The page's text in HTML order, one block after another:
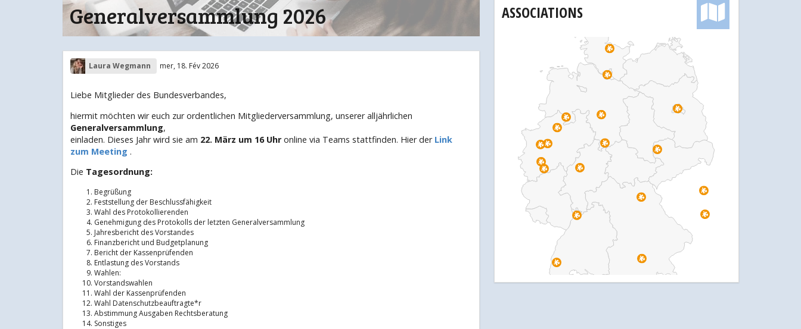
Generalversammlung 2026
Laura Wegmann mer, 18. Fév 2026
Liebe Mitglieder des Bundesverbandes,
hiermit möchten wir euch zur ordentlichen Mitgliederversammlung, unserer alljährlichen
Generalversammlung,
einladen. Dieses Jahr wird sie am 22. März um 16 Uhronline via Teams stattfinden. Hier der Link
zum Meeting .
Die Tagesordnung:
Begrüßung
Feststellung der Beschlussfähigkeit
Wahl des Protokollierenden
Genehmigung des Protokolls der letzten Generalversammlung
Jahresbericht des Vorstandes
Finanzbericht und Budgetplanung
Bericht der Kassenprüfenden
Entlastung des Vorstands
Wahlen:
Vorstandswahlen
Wahl der Kassenprüfenden
Wahl Datenschutzbeauftragte*r
Abstimmung Ausgaben Rechtsberatung
Sonstiges
ASSOCIATIONS